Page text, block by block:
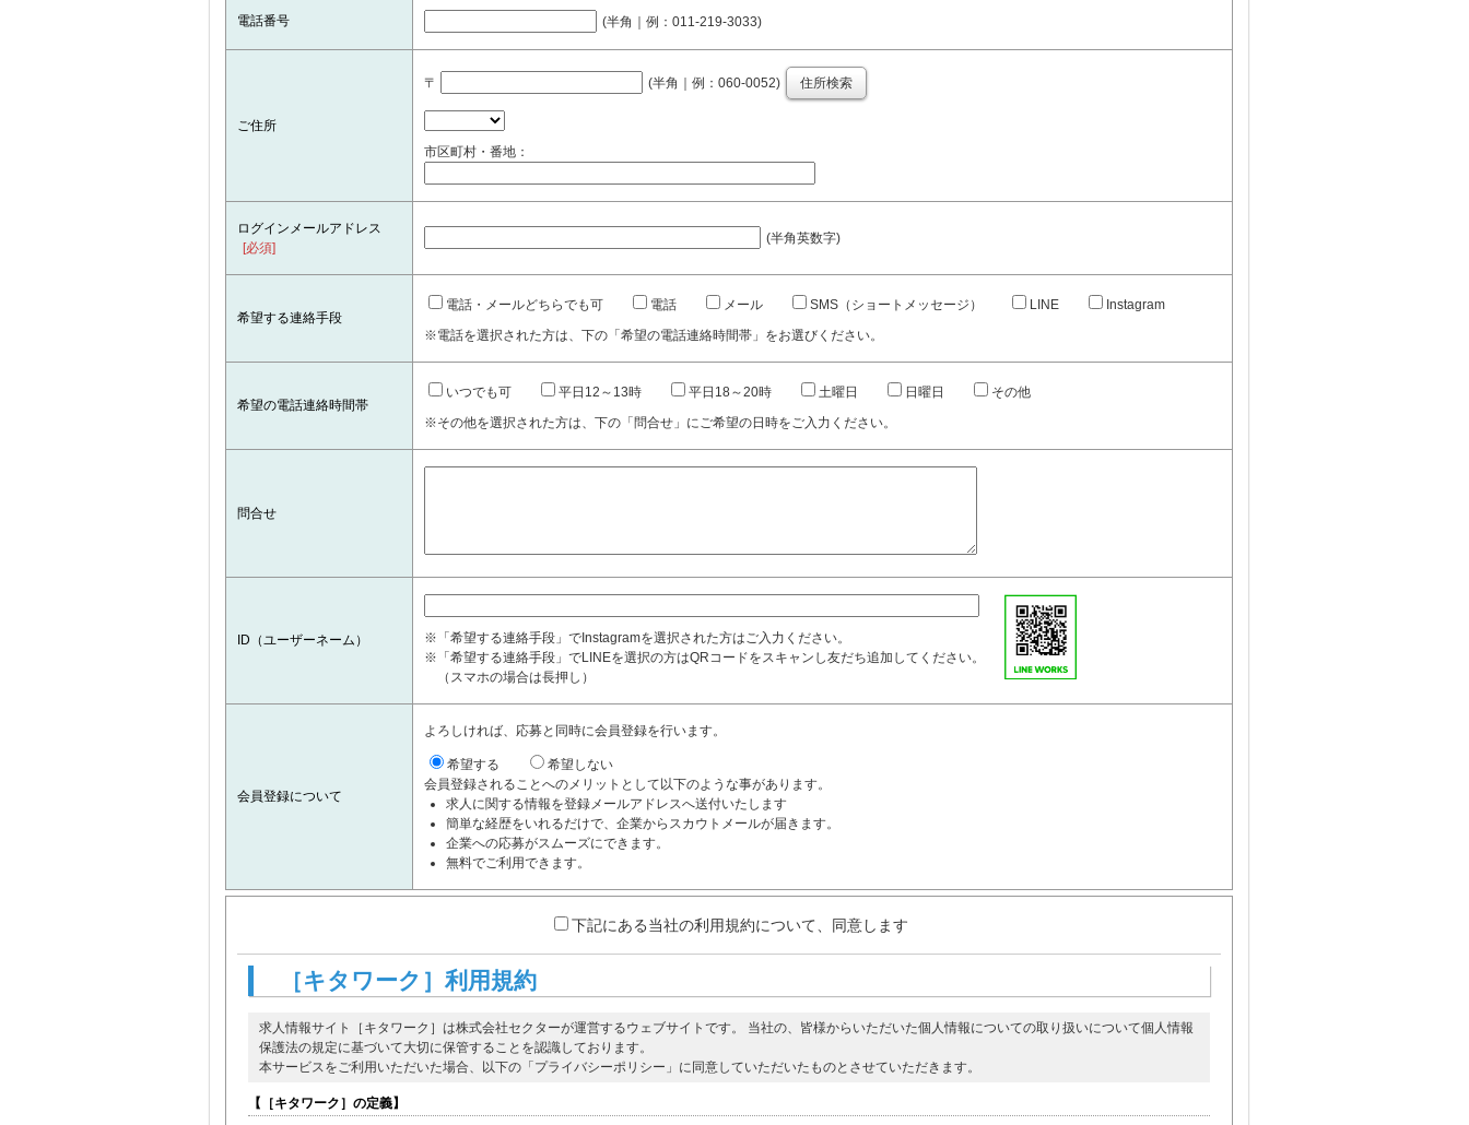
電話番号 (半角｜例：011-219-3033)
ご住所
〒 (半角｜例：060-0052) 住所検索
市区町村・番地：
ログインメールアドレス
[必須]
(半角英数字)
希望する連絡手段
電話・メールどちらでも可 電話 メール SMS（ショートメッセージ） LINE
Instagram
※電話を選択された方は、下の「希望の電話連絡時間帯」をお選びください。
希望の電話連絡時間帯
いつでも可 平日12～13時 平日18～20時 土曜日 日曜日
その他
※その他を選択された方は、下の「問合せ」にご希望の日時をご入力ください。
問合せ
ID（ユーザーネーム）
※「希望する連絡手段」でInstagramを選択された方はご入力ください。
※「希望する連絡手段」でLINEを選択の方はQRコードをスキャンし友だち追加してください。
（スマホの場合は長押し）
会員登録について
よろしければ、応募と同時に会員登録を行います。
希望する
希望しない
会員登録されることへのメリットとして以下のような事があります。
求人に関する情報を登録メールアドレスへ送付いたします
簡単な経歴をいれるだけで、企業からスカウトメールが届きます。
企業への応募がスムーズにできます。
無料でご利用できます。
下記にある当社の利用規約について、同意します
［キタワーク］利用規約
求人情報サイト［キタワーク］は株式会社セクターが運営するウェブサイトです。 当社の、皆様からいただいた個人情報についての取り扱いについて個人情報
保護法の規定に基づいて大切に保管することを認識しております。
本サービスをご利用いただいた場合、以下の「プライバシーポリシー」に同意していただいたものとさせていただきます。
【［キタワーク］の定義】